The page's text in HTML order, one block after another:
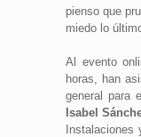
pienso que
miedo lo
Al evento
horas, han
general para
Isabel
Instalaciones